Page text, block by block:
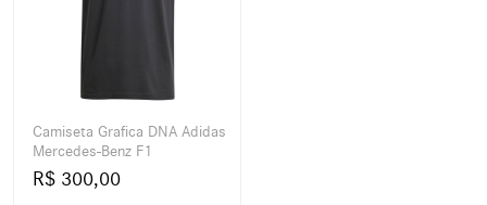
Camiseta Grafica DNA Adidas
Mercedes-Benz F1
R$ 300,00